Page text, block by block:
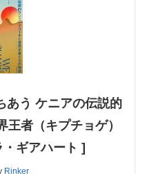
あう ケニアの伝説的
王者（キプチョゲ）
ギアハート ]
Rinker